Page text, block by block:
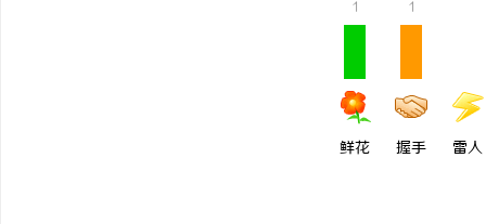
1
鲜花
1
握手 雷人